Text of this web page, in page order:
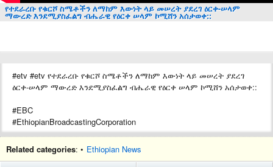
የተደራረቡ የቁርሾ ስሜቶችን ለማከም እውነት ላይ መሠረት ያደረገ ዕርቀ-ሠላም
ማውረድ እንደሚያስፈልግ ብሔራዊ የዕርቀ ሠላም ኮሚሸን አሰታወቀ::
#etv #etv የተደራረቡ የቁርሾ ስሜቶችን ለማከም እውነት ላይ መሠረት ያደረገ
ዕርቀ-ሠላም ማውረድ እንደሚያስፈልግ ብሔራዊ የዕርቀ ሠላም ኮሚሸን አሰታወቀ::
#EBC
#EthiopianBroadcastingCorporation
Related categories: • Ethiopian News